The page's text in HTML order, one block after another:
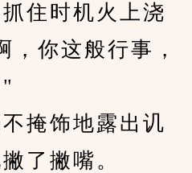
住时机火上浇
你这般行事，
掩饰地露出讥
了撇嘴。